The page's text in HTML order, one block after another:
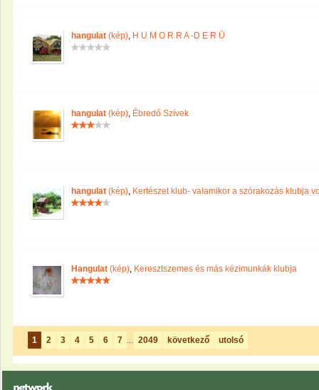
hangulat (kép), H U M O R R A -D E R Ü
hangulat (kép), Ébredő Szívek
hangulat (kép), Kertészet klub- valamikor a szórakozás klubja
Hangulat (kép), Keresztszemes és más kézimunkák klubja
1 2 3 4 5 6 7 ... 2049 következő utolsó